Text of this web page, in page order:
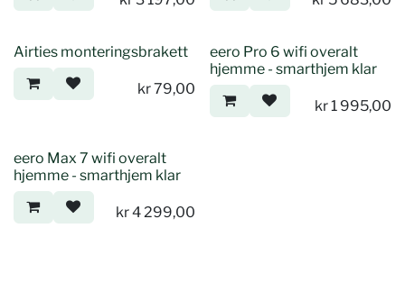
Airties monteringsbrakett
kr79,00
eero Pro 6 wifi overalt
hjemme - smarthjem klar
kr1 995,00
eero Max 7 wifi overalt
hjemme - smarthjem klar
kr4 299,00